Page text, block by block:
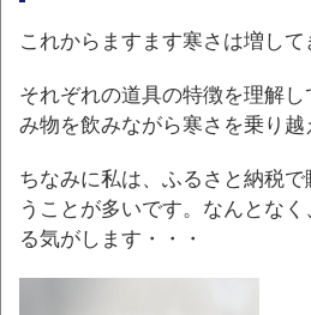
これからますます寒さは増して
それぞれの道具の特徴を理解
み物を飲みながら寒さを乗り越
ちなみに私は、ふるさと納税で
うことが多いです。なんとな
る気がします・・・